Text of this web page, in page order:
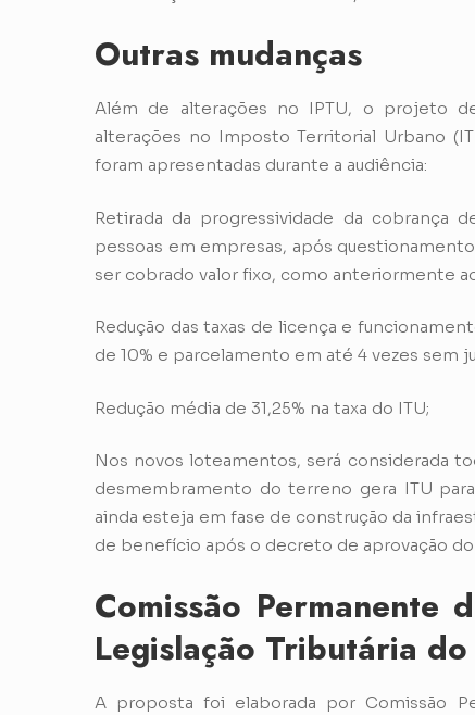
Outras mudanças
Além de alterações no IPTU, o projeto
alterações no Imposto Territorial Urbano
foram apresentadas durante a audiência:
Retirada da progressividade da cobrança
pessoas em empresas, após
ser cobrado valor fixo, como anteriormente
Redução das taxas de licença e
de 10% e parcelamento em até 4 vezes sem
Redução média de 31,25% na taxa do ITU;
Nos novos loteamentos, será considerada
desmembramento do terreno gera ITU
ainda esteja em fase de construção da
de benefício após o decreto de aprovação
Comissão Permanente
Legislação Tributária
A proposta foi elaborada por Comissão